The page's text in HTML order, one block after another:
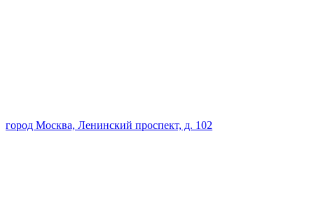
город Москва, Ленинский проспект, д. 102